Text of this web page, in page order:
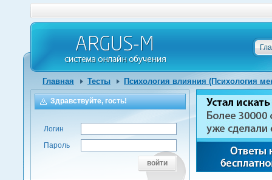
Главная Тесты Психология влияния (Психология
Здравствуйте, гость!
Логин
Пароль
войти